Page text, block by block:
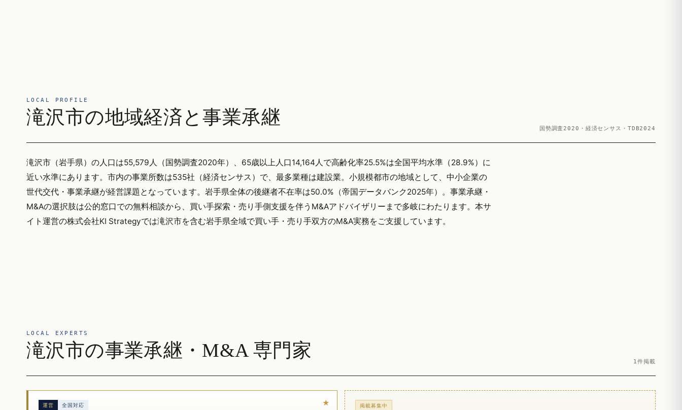
LOCAL PROFILE
滝沢市の地域経済と事業承継
国勢調査2020・経済センサス・TDB2024
滝沢市（岩手県）の人口は55,579人（国勢調査2020年）、65歳以上人口14,164人で高齢化率25.5%は全国平均水準（28.9%）に
近い水準にあります。市内の事業所数は535社（経済センサス）で、最多業種は建設業。小規模都市の地域として、中小企業の
世代交代・事業承継が経営課題となっています。岩手県全体の後継者不在率は50.0%（帝国データバンク2025年）。事業承継・
M&Aの選択肢は公的窓口での無料相談から、買い手探索・売り手側支援を伴うM&Aアドバイザリーまで多岐にわたります。本サ
イト運営の株式会社KI Strategyでは滝沢市を含む岩手県全域で買い手・売り手双方のM&A実務をご支援しています。
LOCAL EXPERTS
滝沢市の事業承継・M&A 専門家
1件掲載
運営 全国対応 掲載募集中